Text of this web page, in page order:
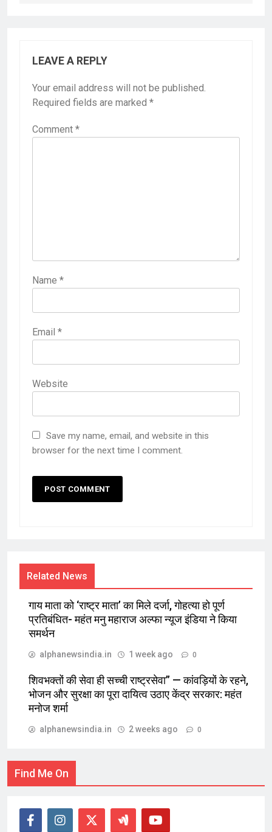
LEAVE A REPLY
Your email address will not be published.
Required fields are marked *
Comment *
Name *
Email *
Website
Save my name, email, and website in this
browser for the next time I comment.
Related News
गाय माता को ‘राष्ट्र माता’ का मिले दर्जा, गोहत्या हो पूर्ण
प्रतिबंधित- महंत मनु महाराज अल्फा न्यूज इंडिया ने किया
समर्थन
alphanewsindia.in 1 week ago 0
शिवभक्तों की सेवा ही सच्ची राष्ट्रसेवा” — कांवड़ियों के रहने,
भोजन और सुरक्षा का पूरा दायित्व उठाए केंद्र सरकार: महंत
मनोज शर्मा
alphanewsindia.in 2 weeks ago 0
Find Me On